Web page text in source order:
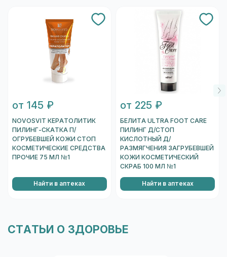
от 145 ₽
NOVOSVIT КЕРАТОЛИТИК
ПИЛИНГ-СКАТКА П/
ОГРУБЕВШЕЙ КОЖИ СТОП
КОСМЕТИЧЕСКИЕ СРЕДСТВА
ПРОЧИЕ 75 МЛ №1
Найти в аптеках
от 225 ₽
БЕЛИТА ULTRA FOOT CARE
ПИЛИНГ Д/СТОП
КИСЛОТНЫЙ Д/
РАЗМЯГЧЕНИЯ ЗАГРУБЕВШЕЙ
КОЖИ КОСМЕТИЧЕСКИЙ
СКРАБ 100 МЛ №1
Найти в аптеках
СТАТЬИ О ЗДОРОВЬЕ